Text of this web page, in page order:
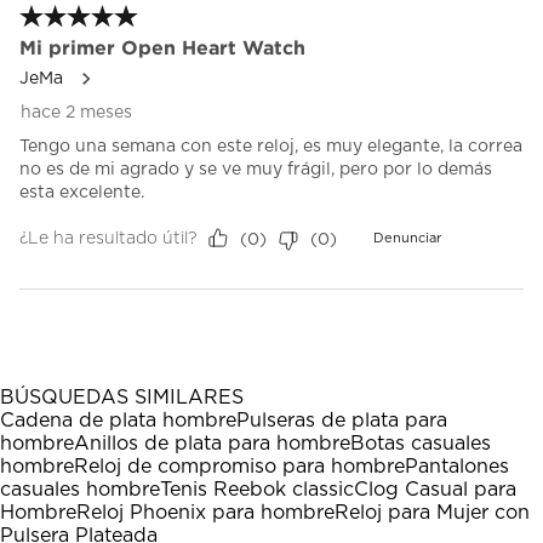
de
envío.
de
envío.
de
envío.
de
envío.envío.
5 de 5 estrellas.
Mi primer Open Heart Watch
JeMa
hace 2 meses
Tengo una semana con este reloj, es muy elegante, la correa
no es de mi agrado y se ve muy frágil, pero por lo demás
esta excelente.
¿Le ha resultado útil? (0) (0) Denunciar
BÚSQUEDAS SIMILARES
Cadena de plata hombrePulseras de plata para
hombreAnillos de plata para hombreBotas casuales
hombreReloj de compromiso para hombrePantalones
casuales hombreTenis Reebok classicClog Casual para
HombreReloj Phoenix para hombreReloj para Mujer con
Pulsera Plateada